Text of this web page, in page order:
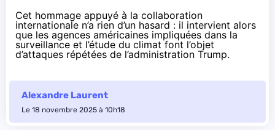
Cet hommage appuyé à la collaboration
internationale n’a rien d’un hasard : il intervient alors
que les agences américaines impliquées dans la
surveillance et l’étude du climatfont l’objet
d’attaques répétées de l’administration Trump.
Alexandre Laurent
Le 18 novembre 2025 à 10h18